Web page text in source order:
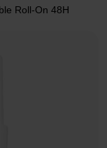
Roll-On 48H